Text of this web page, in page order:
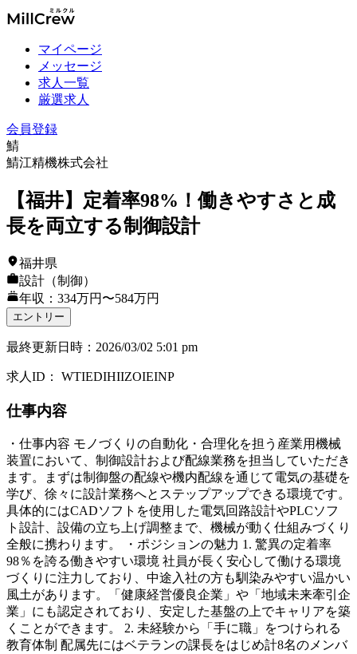
マイページ
メッセージ
求人一覧
厳選求人
会員登録
鯖
鯖江精機株式会社
【福井】定着率98%！働きやすさと成
長を両立する制御設計
福井県
設計（制御）
年収：334万円〜584万円
エントリー
最終更新日時 ： 2026/03/02 5:01 pm
求人ID ： WTIEDIHIIZOIEINP
仕事内容
・仕事内容 モノづくりの自動化・合理化を担う産業用機械
装置において、制御設計および配線業務を担当していただき
ます。まずは制御盤の配線や機内配線を通じて電気の基礎を
学び、徐々に設計業務へとステップアップできる環境です。
具体的にはCADソフトを使用した電気回路設計やPLCソフ
ト設計、設備の立ち上げ調整まで、機械が動く仕組みづくり
全般に携わります。 ・ポジションの魅力 1. 驚異の定着率
98％を誇る働きやすい環境 社員が長く安心して働ける環境
づくりに注力しており、中途入社の方も馴染みやすい温かい
風土があります。「健康経営優良企業」や「地域未来牽引企
業」にも認定されており、安定した基盤の上でキャリアを築
くことができます。 2. 未経験から「手に職」をつけられる
教育体制 配属先にはベテランの課長をはじめ計8名のメンバ